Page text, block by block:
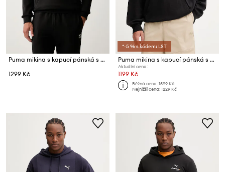
Puma mikina s kapucí pánská s bavlnou Essentials
1299 Kč
*-5 % s kódem: LST
Puma mikina s kapucí pánská s bavlnou Essentials Elevated
Aktuální cena:
1199 Kč
Běžná cena:1599 Kč
Nejnižší cena:1229 Kč